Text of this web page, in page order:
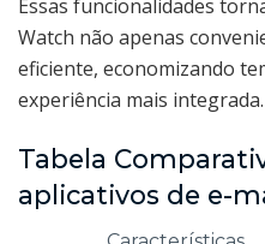
Essas funcionalidades
Watch não apenas
eficiente, economizando
experiência mais integrada.
Tabela
aplicativos de e-